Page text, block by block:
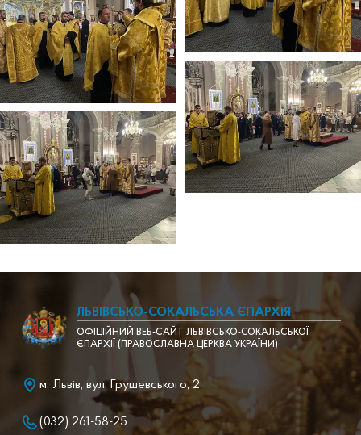
ЛЬВІВСЬКО-СОКАЛЬСЬКА ЄПАРХІЯ
ОФІЦІЙНИЙ ВЕБ-САЙТ ЛЬВІВСЬКО-СОКАЛЬСЬКОЇ
ЄПАРХІЇ (ПРАВОСЛАВНА ЦЕРКВА УКРАЇНИ)
м. Львів, вул. Грушевського, 2
(032) 261-58-25